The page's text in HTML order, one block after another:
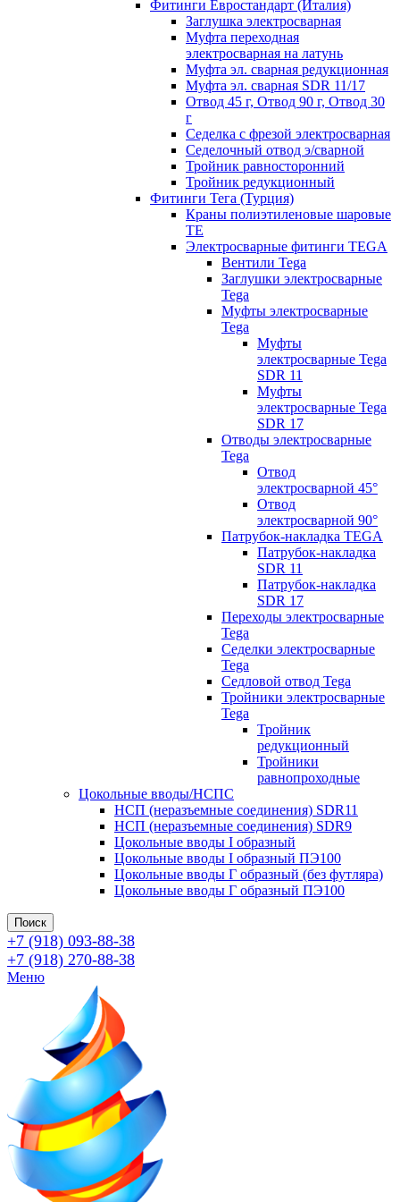
Фитинги Евростандарт (Италия)
Заглушка электросварная
Муфта переходная
электросварная на латунь
Муфта эл. cварная редукционная
Муфта эл. сварная SDR 11/17
Отвод 45 г, Отвод 90 г, Отвод 30
г
Седелка с фрезой электросварная
Седелочный отвод э/сварной
Тройник равносторонний
Тройник редукционный
Фитинги Тега (Турция)
Краны полиэтиленовые шаровые
TE
Электросварные фитинги TEGA
Вентили Tega
Заглушки электросварные
Tega
Муфты электросварные
Tega
Муфты
электросварные Tega
SDR 11
Муфты
электросварные Tega
SDR 17
Отводы электросварные
Tega
Отвод
электросварной 45°
Отвод
электросварной 90°
Патрубок-накладка TEGA
Патрубок-накладка
SDR 11
Патрубок-накладка
SDR 17
Переходы электросварные
Tega
Седелки электросварные
Tega
Седловой отвод Tega
Тройники электросварные
Tega
Тройник
редукционный
Тройники
равнопроходные
Цокольные вводы/НСПС
НСП (неразъемные соединения) SDR11
НСП (неразъемные соединения) SDR9
Цокольные вводы I образный
Цокольные вводы I образный ПЭ100
Цокольные вводы Г образный (без футляра)
Цокольные вводы Г образный ПЭ100
Поиск
+7 (918) 093-88-38
+7 (918) 270-88-38
Меню